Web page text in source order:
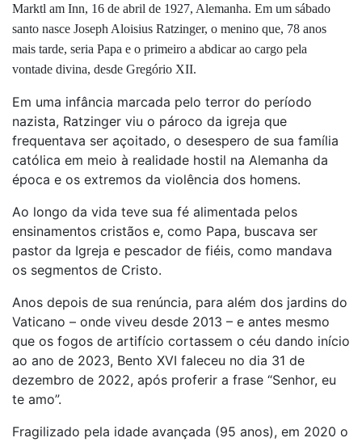
Marktl am Inn, 16 de abril de 1927, Alemanha. Em um sábado
santo nasce Joseph Aloisius Ratzinger, o menino que, 78 anos
mais tarde, seria Papa e o primeiro a abdicar ao cargo pela
vontade divina, desde Gregório XII.
Em uma infância marcada pelo terror do período
nazista, Ratzinger viu o pároco da igreja que
frequentava ser açoitado, o desespero de sua família
católica em meio à realidade hostil na Alemanha da
época e os extremos da violência dos homens.
Ao longo da vida teve sua fé alimentada pelos
ensinamentos cristãos e, como Papa, buscava ser
pastor da Igreja e pescador de fiéis, como mandava
os segmentos de Cristo.
Anos depois de sua renúncia, para além dos jardins do
Vaticano – onde viveu desde 2013 – e antes mesmo
que os fogos de artifício cortassem o céu dando início
ao ano de 2023, Bento XVI faleceu no dia 31 de
dezembro de 2022, após proferir a frase “Senhor, eu
te amo”.
Fragilizado pela idade avançada (95 anos), em 2020 o